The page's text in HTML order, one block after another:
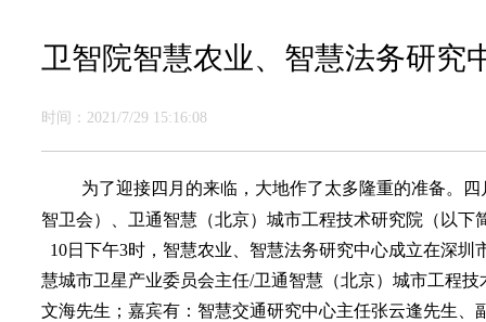
卫智院智慧农业、智慧法务研究
时间：2021/7/29 15:16:08
为了迎接四月的来临，大地作了太多隆重的准备。
智卫会）、卫通智慧（北京）城市工程技术研究院（以
10日下午3时，智慧农业、智慧法务研究中心成立在深
慧城市卫星产业委员会主任/卫通智慧（北京）城市工程
文海先生；嘉宾有：智慧交通研究中心主任张云逢先生